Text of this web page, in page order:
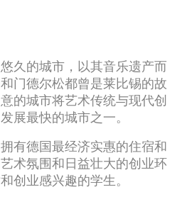
的城市，以其音乐遗产而
门德尔松都曾是莱比锡的故
的城市将艺术传统与现代创
展最快的城市之一。
德国最经济实惠的住宿和
术氛围和日益壮大的创业环
创业感兴趣的学生。